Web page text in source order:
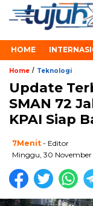
HOME
Home / Teknologi
Update
SMAN 72
KPAI Siap
7Menit - Editor
Minggu, 30